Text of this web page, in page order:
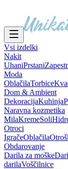
Vsi izdelki
Nakit
UhaniPrstani
Moda
OblačilaTorbice
Dom & Ambient
DekoracijaKuhinja
Naravna kozmetika
MilaKremeSoli
Otroci
IgračeOblačila
Obdarovanje
Darila za moške
darilaVoščilnice